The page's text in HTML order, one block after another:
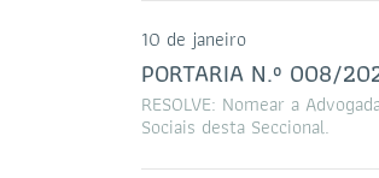
10 de janeiro
PORTARIA N.º 008/
RESOLVE: Nomear a
Sociais desta Seccional.